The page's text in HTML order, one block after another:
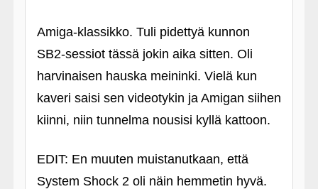
Amiga-klassikko. Tuli pidettyä kunnon
SB2-sessiot tässä jokin aika sitten. Oli
harvinaisen hauska meininki. Vielä kun
kaveri saisi sen videotykin ja Amigan siihen
kiinni, niin tunnelma nousisi kyllä kattoon.
EDIT: En muuten muistanutkaan, että
System Shock 2 oli näin hemmetin hyvä.